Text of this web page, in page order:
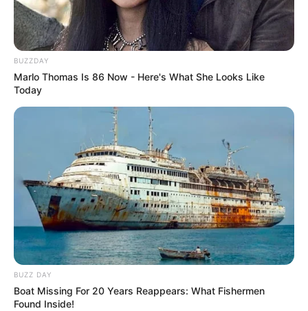
bekannte Fest der Straßenmusik, findet alljährlich
am 21. Juni zum Sommeranfang in Hannover und
weiteren mehr als 500 Städten weltweit statt. Die
ursprüngliche Idee kommt aus Frankreich, wo 1982
in Paris alles begann. In Hannover spielen jedes
Jahr mehr als 1.000 Musiker auf über 30 Bühnen.
Stadt/Ort: Hannover
Beginn: 21.06.2033 12:00 Uhr
Ende: 22.06.2033 00:00 Uhr
Eintrittspreis: Freier Eintritt
Hotel für diese Veranstaltung buchen
Nächste eingetragene Veranstaltung in
Niedersachsen mit Bremen: 58. Int. Osnabrücker
ADAC Bergrennen 8. – 9. August 2026 imVeranstalt
ungsplan für Hilter am Teutoburger Wald
(08.08.2026 08:00 Uhr - 08.08.2026 18:00 Uhr).
BUZZDAY
Marlo Thomas Is 86 Now - Here's What She Looks Like
Today
BUZZ DAY
Boat Missing For 20 Years Reappears: What Fishermen
Found Inside!